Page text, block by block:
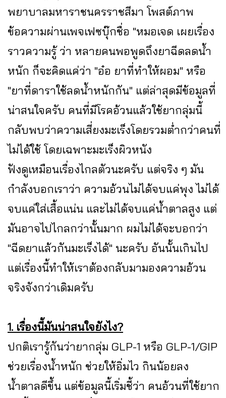
พยาบาลมหาราชนครราชสีมา โพสต์ภาพ
ข้อความผ่านเพจเฟซบุ๊กชื่อ "หมอเจด เผยเรื่อง
ราวความรู้ ว่า หลายคนพอพูดถึงยาฉีดลดน้ำ
หนัก ก็จะคิดแค่ว่า "อ๋อ ยาที่ทำให้ผอม" หรือ
"ยาที่ดาราใช้ลดน้ำหนักกัน" แต่ล่าสุดมีข้อมูลที่
น่าสนใจครับ คนที่มีโรคอ้วนแล้วใช้ยากลุ่มนี้
กลับพบว่าความเสี่ยงมะเร็งโดยรวมต่ำกว่าคนที่
ไม่ได้ใช้ โดยเฉพาะมะเร็งผิวหนัง
ฟังดูเหมือนเรื่องไกลตัวนะครับ แต่จริง ๆ มัน
กำลังบอกเราว่า ความอ้วนไม่ได้จบแค่พุง ไม่ได้
จบแค่ใส่เสื้อแน่น และไม่ได้จบแค่น้ำตาลสูง แต่
มันอาจไปไกลกว่านั้นมาก ผมไม่ได้จะบอกว่า
"ฉีดยาแล้วกันมะเร็งได้" นะครับ อันนั้นเกินไป
แต่เรื่องนี้ทำให้เราต้องกลับมามองความอ้วน
จริงจังกว่าเดิมครับ
1. เรื่องนี้มันน่าสนใจยังไง?
ปกติเรารู้กันว่ายากลุ่ม GLP-1 หรือ GLP-1/GIP
ช่วยเรื่องน้ำหนัก ช่วยให้อิ่มไว กินน้อยลง
น้ำตาลดีขึ้น แต่ข้อมูลนี้เริ่มชี้ว่า คนอ้วนที่ใช้ยาก